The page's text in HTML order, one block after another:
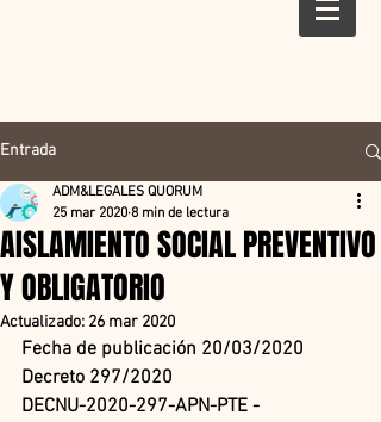
Entrada
AISLAMIENTO SOCIAL PREVENTIVO
Y OBLIGATORIO
ADM&LEGALES QUORUM
25 mar 2020 8 min de lectura
Actualizado: 26 mar 2020
Fecha de publicación 20/03/2020
Decreto 297/2020
DECNU-2020-297-APN-PTE -